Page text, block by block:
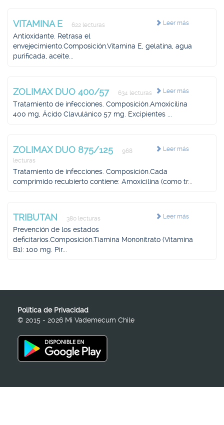
Leer más
VITAMINA E 622 lecturas
Antioxidante. Retrasa el
envejecimiento.Composición.Vitamina E, gelatina, agua
purificada, aceite...
Leer más
ZOLIMAX DUO 400/57 634 lecturas
Tratamiento de infecciones. Composición.Amoxicilina
400 mg, Ácido Clavulánico 57 mg. Excipientes ...
Leer más
ZOLIMAX DUO 875/125
968
lecturas
Tratamiento de infecciones. Composición.Cada
comprimido recubierto contiene: Amoxicilina (como tr...
Leer más
TRIBUTAN 380 lecturas
Prevención de los estados
deficitarios.Composición.Tiamina Mononitrato (Vitamina
B1): 100 mg. Pir...
Política de Privacidad
© 2015 - 2026 Mi Vademecum Chile